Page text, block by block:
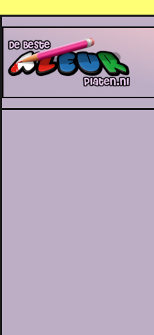
De Beste